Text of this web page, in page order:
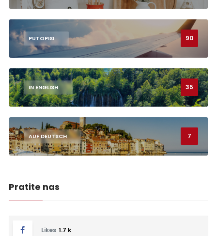
PUTOPISI 90
IN ENGLISH 35
AUF DEUTSCH 7
Pratite nas
Likes 1.7 k